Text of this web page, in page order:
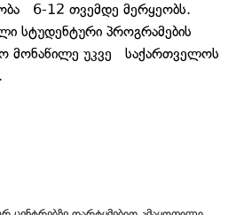
6-12 თვემდე მერყეობს.
სტუდენტური პროგრამების
მონაწილე უკვე საქართველოს